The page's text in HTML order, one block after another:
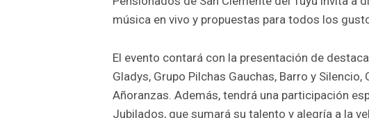
música en vivo y propuestas para todos los
El evento contará con la presentación de
Gladys, Grupo Pilchas Gauchas, Barro y
Añoranzas. Además, tendrá una participación
Jubilados, que sumará su talento y alegría a la